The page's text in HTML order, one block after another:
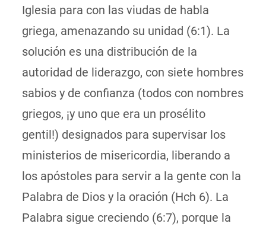
Iglesia para con las viudas de habla
griega, amenazando su unidad (6:1). La
solución es una distribución de la
autoridad de liderazgo, con siete hombres
sabios y de confianza (todos con nombres
griegos, ¡y uno que era un prosélito
gentil!) designados para supervisar los
ministerios de misericordia, liberando a
los apóstoles para servir a la gente con la
Palabra de Dios y la oración (Hch 6). La
Palabra sigue creciendo (6:7), porque la